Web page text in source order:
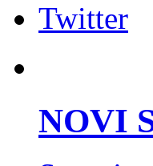
Twitter
NOVI